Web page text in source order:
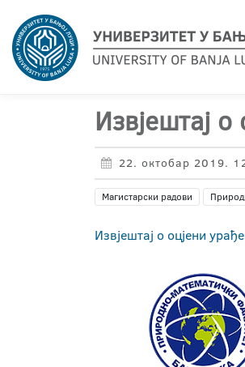
Извјештај
22. октобар 2019.
Магистарски радови
Извјештај о оцјени